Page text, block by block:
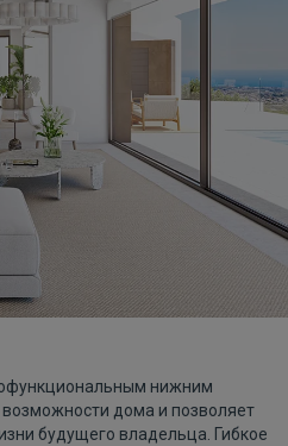
нижним
дома и позволяет
будущего владельца. Гибкое